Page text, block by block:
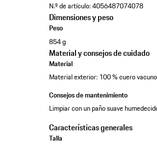
N.º de artículo:4056487074078
Dimensiones y peso
Peso
854 g
Material y consejos de cuidado
Material
Material exterior: 100 % cuero
Consejos de mantenimiento
Limpiar con un paño suave
Características generales
Talla